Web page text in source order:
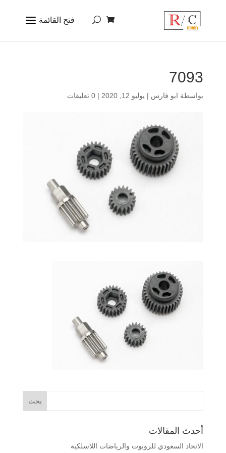
7093
بواسطة ابو فارس | يوليو 12, 2020 | 0 تعليقات
أحدث المقالات
الاتحاد السعودي للروبوت والرياضات اللاسلكية